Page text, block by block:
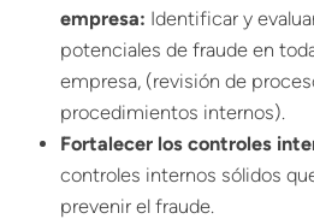
empresa: Identificar y
potenciales de fraude en
empresa, (revisión de
procedimientos internos).
Fortalecer los controles
controles internos sólidos
prevenir el fraude.